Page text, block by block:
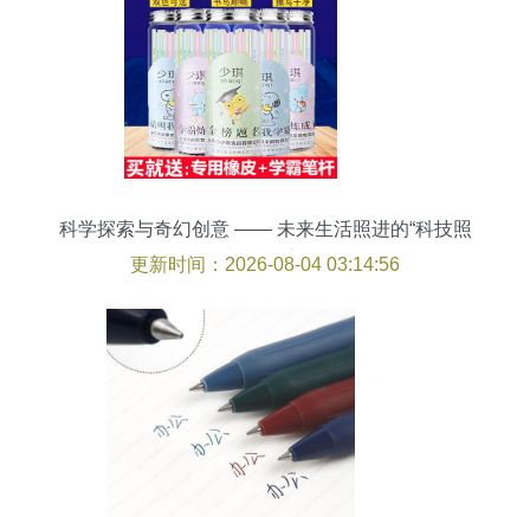
科学探索与奇幻创意 —— 未来生活照进的“科技照
相机”畅想
更新时间：2026-08-04 03:14:56